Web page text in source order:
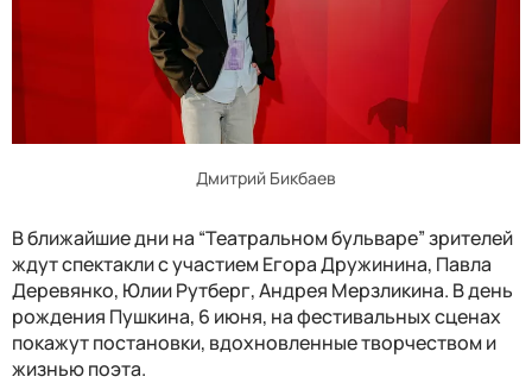
Дмитрий Бикбаев
В ближайшие дни на “Театральном бульваре” зрителей
ждут спектакли с участием Егора Дружинина, Павла
Деревянко, Юлии Рутберг, Андрея Мерзликина. В день
рождения Пушкина, 6 июня, на фестивальных сценах
покажут постановки, вдохновленные творчеством и
жизнью поэта.